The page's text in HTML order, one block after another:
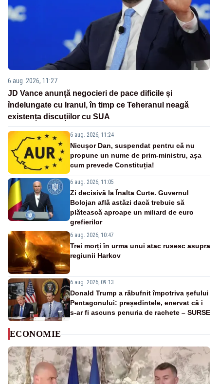
6 aug. 2026, 11:27
JD Vance anunță negocieri de pace dificile și
îndelungate cu Iranul, în timp ce Teheranul neagă
existența discuțiilor cu SUA
6 aug. 2026, 11:24
Nicușor Dan, suspendat pentru că nu
propune un nume de prim-ministru, așa
cum prevede Constituția!
6 aug. 2026, 11:05
Zi decisivă la Înalta Curte. Guvernul
Bolojan află astăzi dacă trebuie să
plătească aproape un miliard de euro
grefierilor
6 aug. 2026, 10:47
Trei morți în urma unui atac rusesc asupra
regiunii Harkov
6 aug. 2026, 09:13
Donald Trump a răbufnit împotriva șefului
Pentagonului: președintele, enervat că i
s-ar fi ascuns penuria de rachete – SURSE
ECONOMIE